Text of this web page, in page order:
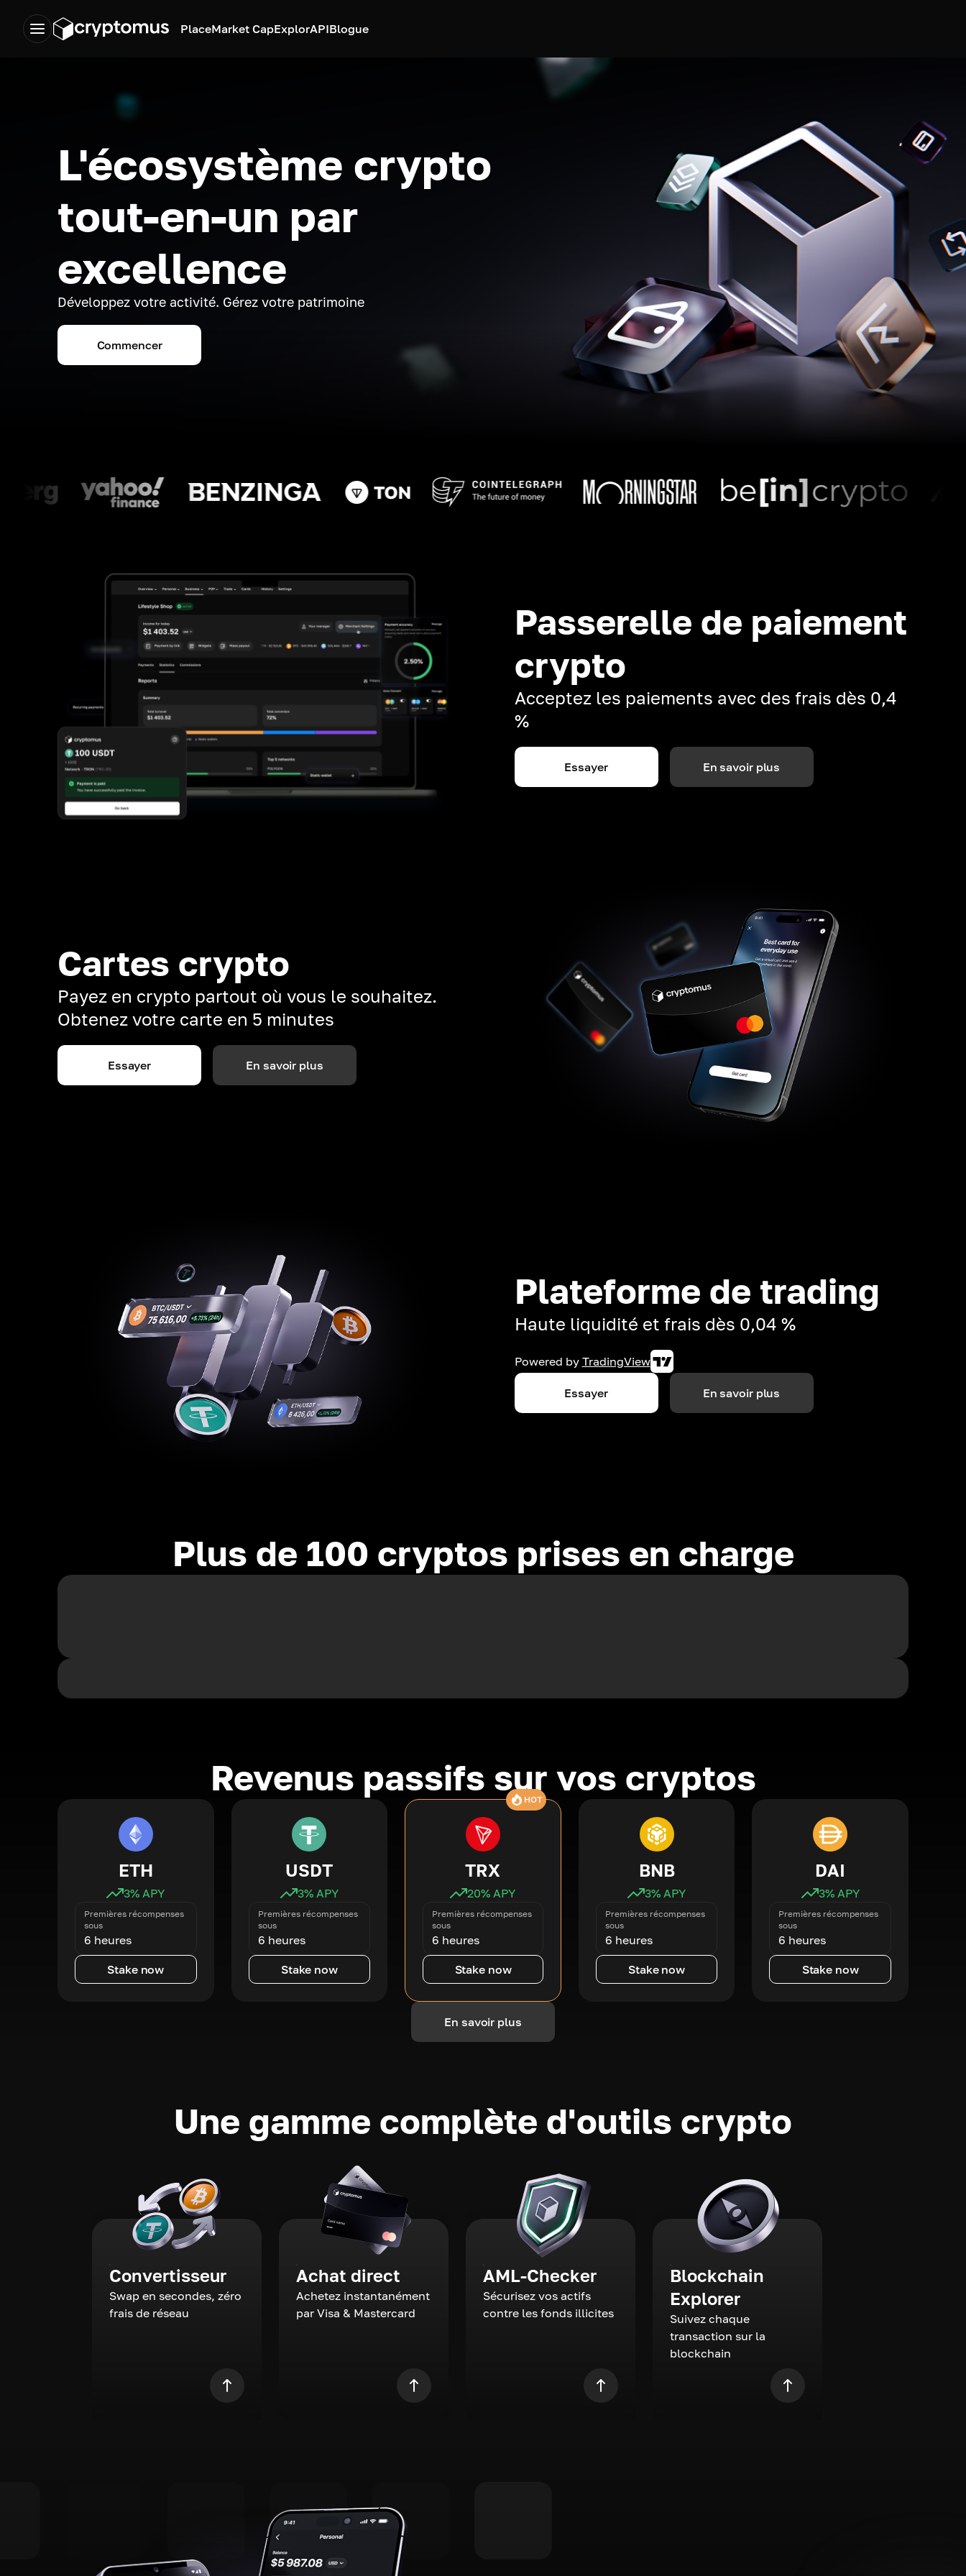
PlaceMarket CapExplorAPIBlogue
L'écosystème crypto
tout-en-un par
excellence
Développez votre activité. Gérez votre patrimoine
Commencer
Passerelle de paiement
crypto
Acceptez les paiements avec des frais dès 0,4
%
Essayer En savoir plus
Cartes crypto
Payez en crypto partout où vous le souhaitez.
Obtenez votre carte en 5 minutes
Essayer En savoir plus
Plateforme de trading
Haute liquidité et frais dès 0,04 %
Powered by TradingView
Essayer En savoir plus
Plus de 100 cryptos prises en charge
Revenus passifs sur vos cryptos
ETH
3% APY
Premières récompenses
sous
6 heures
Stake now
USDT
3% APY
Premières récompenses
sous
6 heures
Stake now
HOT
TRX
20% APY
Premières récompenses
sous
6 heures
Stake now
BNB
3% APY
Premières récompenses
sous
6 heures
Stake now
DAI
3% APY
Premières récompenses
sous
6 heures
Stake now
En savoir plus
Une gamme complète d'outils crypto
Convertisseur
Swap en secondes, zéro
frais de réseau
Achat direct
Achetez instantanément
par Visa & Mastercard
AML-Checker
Sécurisez vos actifs
contre les fonds illicites
Blockchain
Explorer
Suivez chaque
transaction sur la
blockchain